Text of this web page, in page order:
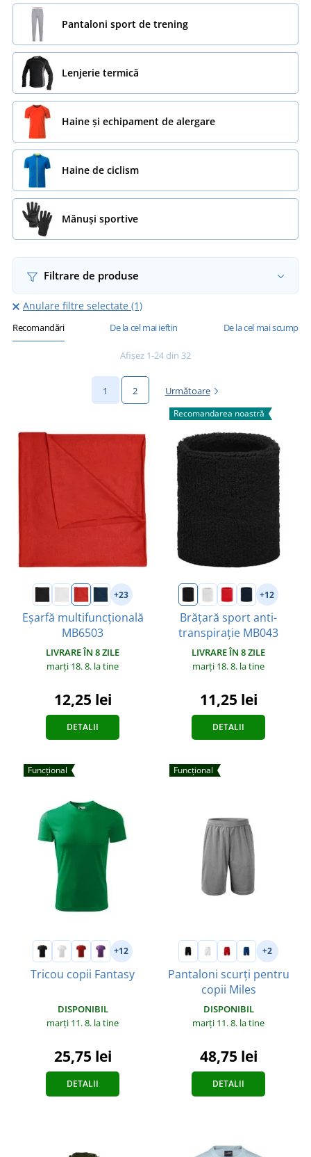
Pantaloni sport de trening
Lenjerie termică
Haine și echipament de alergare
Haine de ciclism
Mănuși sportive
Filtrare de produse
Anulare filtre selectate (1)
Recomandări De la cel mai ieftin De la cel mai scump
Afișez 1-24 din 32
1 2 Următoare
+23
Eșarfă multifuncțională
MB6503
LIVRARE ÎN 8 ZILE
marți 18. 8. la tine
12,25 lei
DETALII
Recomandarea noastră
+12
Brățară sport anti-
transpirație MB043
LIVRARE ÎN 8 ZILE
marți 18. 8. la tine
11,25 lei
DETALII
Funcțional
+12
Tricou copii Fantasy
DISPONIBIL
marți 11. 8. la tine
25,75 lei
DETALII
Funcțional
+2
Pantaloni scurți pentru
copii Miles
DISPONIBIL
marți 11. 8. la tine
48,75 lei
DETALII